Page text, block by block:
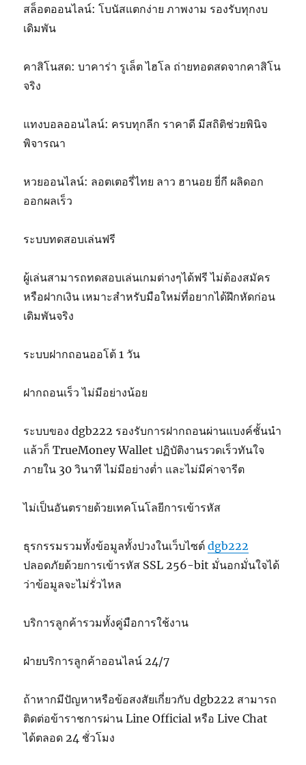
สล็อตออนไลน์: โบนัสแตกง่าย ภาพงาม รองรับทุกงบ
เดิมพัน
คาสิโนสด: บาคาร่า รูเล็ต ไฮโล ถ่ายทอดสดจากคาสิโน
จริง
แทงบอลออนไลน์: ครบทุกลีก ราคาดี มีสถิติช่วยพินิจ
พิจารณา
หวยออนไลน์: ลอตเตอรี่ไทย ลาว ฮานอย ยี่กี ผลิดอก
ออกผลเร็ว
ระบบทดสอบเล่นฟรี
ผู้เล่นสามารถทดสอบเล่นเกมต่างๆได้ฟรี ไม่ต้องสมัคร
หรือฝากเงิน เหมาะสำหรับมือใหม่ที่อยากได้ฝึกหัดก่อน
เดิมพันจริง
ระบบฝากถอนออโต้ 1 วัน
ฝากถอนเร็ว ไม่มีอย่างน้อย
ระบบของ dgb222 รองรับการฝากถอนผ่านแบงค์ชั้นนำ
แล้วก็ TrueMoney Wallet ปฏิบัติงานรวดเร็วทันใจ
ภายใน 30 วินาที ไม่มีอย่างต่ำ และไม่มีค่าจารีต
ไม่เป็นอันตรายด้วยเทคโนโลยีการเข้ารหัส
ธุรกรรมรวมทั้งข้อมูลทั้งปวงในเว็บไซต์dgb222
ปลอดภัยด้วยการเข้ารหัส SSL 256-bit มั่นอกมั่นใจได้
ว่าข้อมูลจะไม่รั่วไหล
บริการลูกค้ารวมทั้งคู่มือการใช้งาน
ฝ่ายบริการลูกค้าออนไลน์ 24/7
ถ้าหากมีปัญหาหรือข้อสงสัยเกี่ยวกับ dgb222 สามารถ
ติดต่อข้าราชการผ่าน Line Official หรือ Live Chat
ได้ตลอด 24 ชั่วโมง